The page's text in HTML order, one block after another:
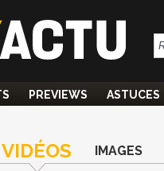
PREVIEWS ASTUCES
VIDÉOS IMAGES